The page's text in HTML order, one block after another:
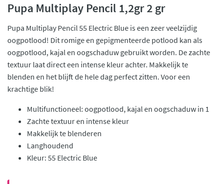
Pupa Multiplay Pencil 1,2gr 2 gr
Pupa Multiplay Pencil 55 Electric Blue is een zeer veelzijdig
oogpotlood! Dit romige en gepigmenteerde potlood kan als
oogpotlood, kajal en oogschaduw gebruikt worden. De zachte
textuur laat direct een intense kleur achter. Makkelijk te
blenden en het blijft de hele dag perfect zitten. Voor een
krachtige blik!
Multifunctioneel: oogpotlood, kajal en oogschaduw in 1
Zachte textuur en intense kleur
Makkelijk te blenderen
Langhoudend
Kleur: 55 Electric Blue